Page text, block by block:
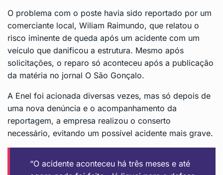
O problema com o poste havia sido reportado por um
comerciante local, Wiliam Raimundo, que relatou o
risco iminente de queda após um acidente com um
veículo que danificou a estrutura. Mesmo após
solicitações, o reparo só aconteceu após a publicação
da matéria no jornal O São Gonçalo.
A Enel foi acionada diversas vezes, mas só depois de
uma nova denúncia e o acompanhamento da
reportagem, a empresa realizou o conserto
necessário, evitando um possível acidente mais grave.
“O acidente aconteceu há três meses e até